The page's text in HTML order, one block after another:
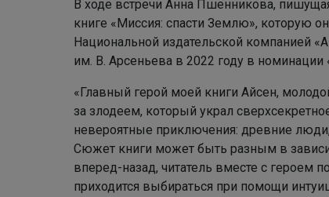
В ходе встречи Анна Пшенникова,
книге «Миссия: спасти Землю», которую
Национальной издательской компанией
им. В. Арсеньева в 2022 году в номинации
«Главный герой моей книги Айсен,
за злодеем, который украл
невероятные приключения: древние
Сюжет книги может быть разным в
вперед-назад, читатель вместе с героем
приходится выбираться при помощи